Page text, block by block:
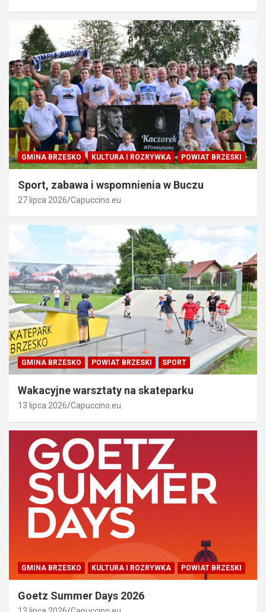
GMINA BRZESKO KULTURA I ROZRYWKA POWIAT BRZESKI
Sport, zabawa i wspomnienia w Buczu
27 lipca 2026 Capuccino.eu
GMINA BRZESKO POWIAT BRZESKI SPORT
Wakacyjne warsztaty na skateparku
13 lipca 2026 Capuccino.eu
GMINA BRZESKO KULTURA I ROZRYWKA POWIAT BRZESKI
Goetz Summer Days 2026